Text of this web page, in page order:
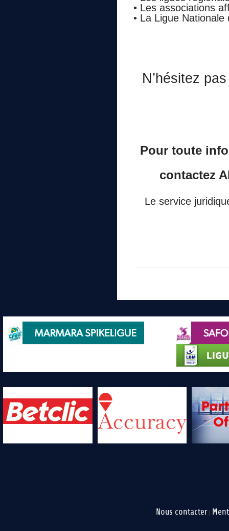
• Les associations
• La Ligue Nationale
N’hésitez
Pour toute
contactez
Le service
Nous contacter |